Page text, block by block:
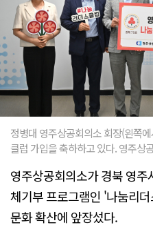
정병대 영주상공회의소 회장(왼쪽
클럽 가입을 축하하고 있다. 영주상
영주상공회의소가 경북 영
체기부 프로그램인 '나눔리
문화 확산에 앞장섰다.